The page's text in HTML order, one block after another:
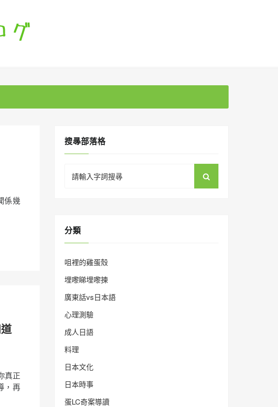
係幾
真正
，再
搜㝷部落格
for:
分類
咀裡的雞蛋殼
埋嚟睇埋嚟揀
廣東話vs日本語
心理測驗
成人日語
料理
日本文化
日本時事
蛋LC奇案導讀